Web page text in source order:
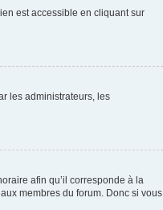
est accessible en cliquant sur
les administrateurs, les
afin qu’il corresponde à la
membres du forum. Donc si vous